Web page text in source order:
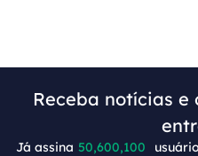
Receba notícias
Já assina 50,600,102